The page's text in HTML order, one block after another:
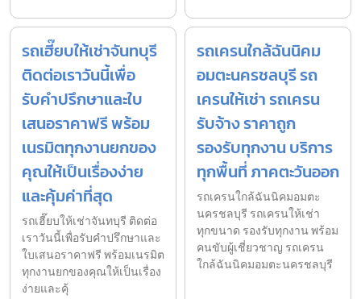
รถเฮี๊ยบให้เช่าจันทบุรี
ติดต่อเราวันนี้เพื่อ
รับคำปรึกษาและใบ
เสนอราคาฟรี พร้อม
เนรมิตทุกงานยกของ
คุณให้เป็นเรื่องง่าย
และคุ้มค่าที่สุด
รถเฮี๊ยบให้เช่าจันทบุรี ติดต่อ
เราวันนี้เพื่อรับคำปรึกษาและ
ใบเสนอราคาฟรี พร้อมเนรมิต
ทุกงานยกของคุณให้เป็นเรื่อง
ง่ายและคุ้
รถเครนใกล้ฉันนิคม
อมตะนครชลบุรี รถ
เครนให้เช่า รถเครน
รับจ้าง ราคาถูก
รองรับทุกงาน บริการ
ทุกพื้นที่ ภาคตะวันออก
รถเครนใกล้ฉันนิคมอมตะ
นครชลบุรี รถเครนให้เช่า
ทุกขนาด รองรับทุกงาน พร้อม
คนขับผู้เชี่ยวชาญ รถเครน
ใกล้ฉันนิคมอมตะนครชลบุรี